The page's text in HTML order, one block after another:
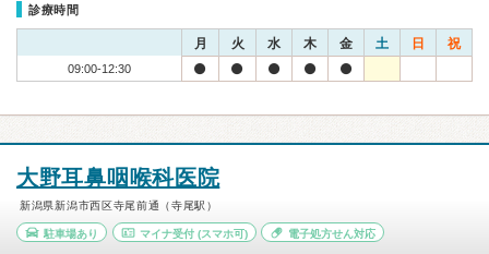
診療時間
月 火 水 木 金 土 日 祝
09:00-12:30
大野耳鼻咽喉科医院
新潟県新潟市西区寺尾前通（寺尾駅）
駐車場あり マイナ受付(スマホ可) 電子処方せん対応